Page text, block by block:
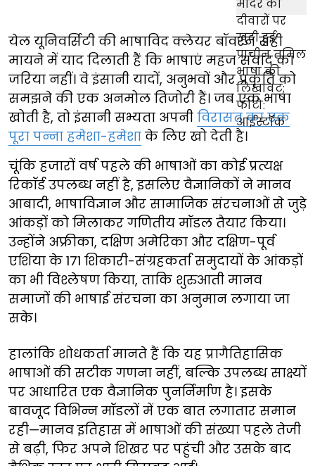
येल यूनिवर्सिटी की भाषाविद क्लेयर बॉवरन सही
मायने में याद दिलाती हैं कि भाषाएं महज संवाद का
जरिया नहीं। वे इंसानी यादों, अनुभवों और प्रकृति को
समझने की एक अनमोल तिजोरी हैं। जब एक भाषा
खोती है, तो इंसानी सभ्यता अपनी विरासत का एक
पूरा पन्ना हमेशा-हमेशा के लिए खो देती है।
चूंकि हजारों वर्ष पहले की भाषाओं का कोई प्रत्यक्ष
रिकॉर्ड उपलब्ध नहीं है, इसलिए वैज्ञानिकों ने मानव
आबादी, भाषाविज्ञान और सामाजिक संरचनाओं से जुड़े
आंकड़ों को मिलाकर गणितीय मॉडल तैयार किया।
उन्होंने अफ्रीका, दक्षिण अमेरिका और दक्षिण-पूर्व
एशिया के 171 शिकारी-संग्रहकर्ता समुदायों के आंकड़ों
का भी विश्लेषण किया, ताकि शुरुआती मानव
समाजों की भाषाई संरचना का अनुमान लगाया जा
सके।
हालांकि शोधकर्ता मानते हैं कि यह प्रागैतिहासिक
भाषाओं की सटीक गणना नहीं, बल्कि उपलब्ध साक्ष्यों
पर आधारित एक वैज्ञानिक पुनर्निर्माण है। इसके
बावजूद विभिन्न मॉडलों में एक बात लगातार समान
रही—मानव इतिहास में भाषाओं की संख्या पहले तेजी
से बढ़ी, फिर अपने शिखर पर पहुंची और उसके बाद